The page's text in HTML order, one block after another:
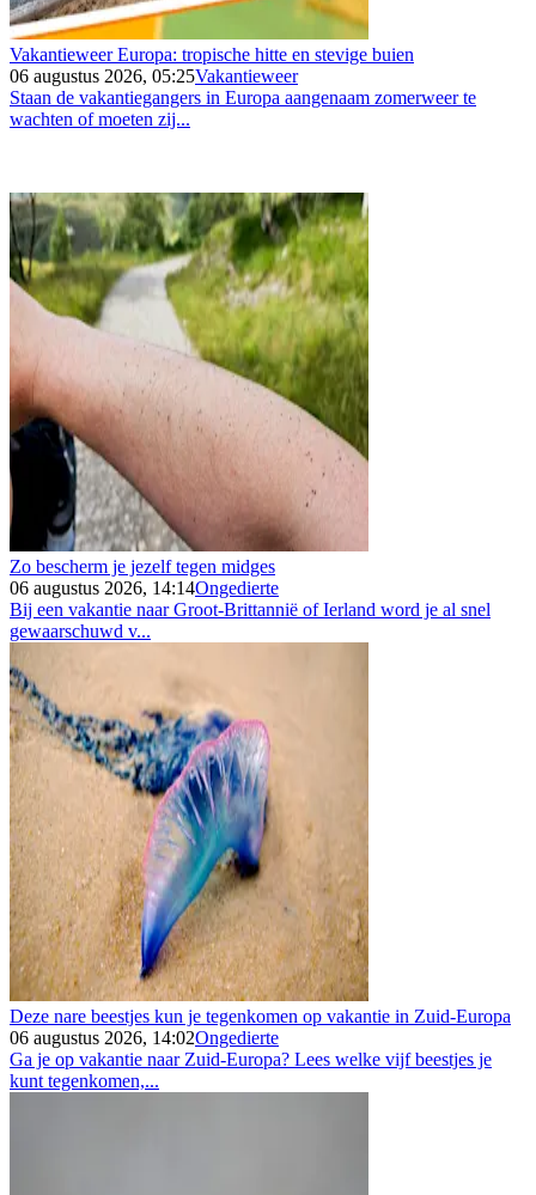
Vakantieweer Europa: tropische hitte en stevige buien
06 augustus 2026, 05:25Vakantieweer
Staan de vakantiegangers in Europa aangenaam zomerweer te
wachten of moeten zij...
Zo bescherm je jezelf tegen midges
06 augustus 2026, 14:14Ongedierte
Bij een vakantie naar Groot-Brittannië of Ierland word je al snel
gewaarschuwd v...
Deze nare beestjes kun je tegenkomen op vakantie in Zuid-Europa
06 augustus 2026, 14:02Ongedierte
Ga je op vakantie naar Zuid-Europa? Lees welke vijf beestjes je
kunt tegenkomen,...